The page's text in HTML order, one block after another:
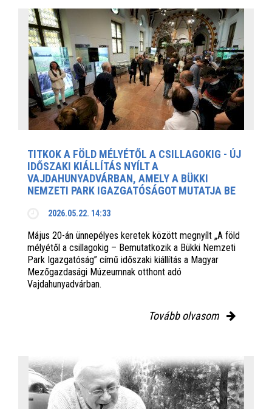
TITKOK A FÖLD MÉLYÉTŐL A CSILLAGOKIG - ÚJ
IDŐSZAKI KIÁLLÍTÁS NYÍLT A
VAJDAHUNYADVÁRBAN, AMELY A BÜKKI
NEMZETI PARK IGAZGATÓSÁGOT MUTATJA BE
2026.05.22. 14:33
Május 20-án ünnepélyes keretek között megnyílt „A föld
mélyétől a csillagokig – Bemutatkozik a Bükki Nemzeti
Park Igazgatóság” című időszaki kiállítás a Magyar
Mezőgazdasági Múzeumnak otthont adó
Vajdahunyadvárban.
Tovább olvasom